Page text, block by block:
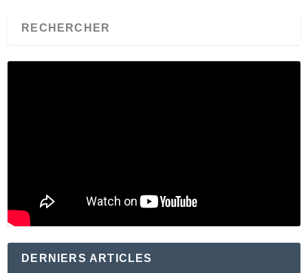
DERNIERS ARTICLES